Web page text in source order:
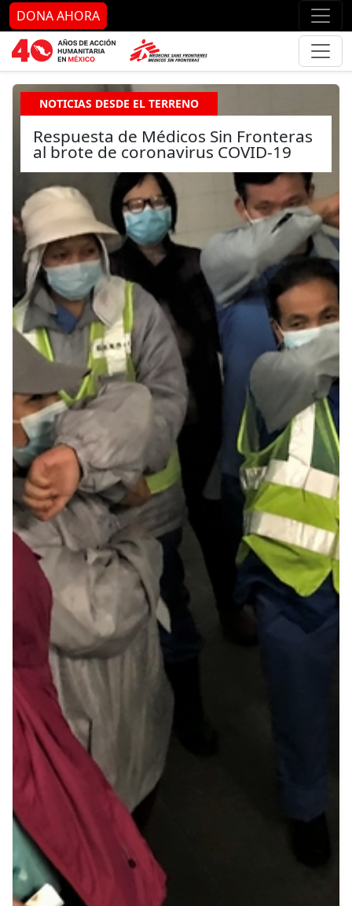
Ir al contenido principal Ir
DONA AHORA
NOTICIAS DESDE EL TERRENO
Respuesta de Médicos Sin Fronteras
al brote de coronavirus COVID-19